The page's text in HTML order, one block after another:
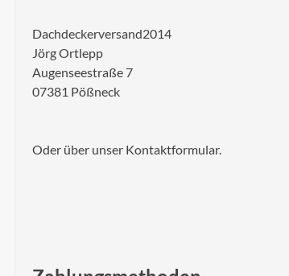
Dachdeckerversand2014
Jörg Ortlepp
Augenseestraße 7
07381 Pößneck
Oder über unser Kontaktformular.